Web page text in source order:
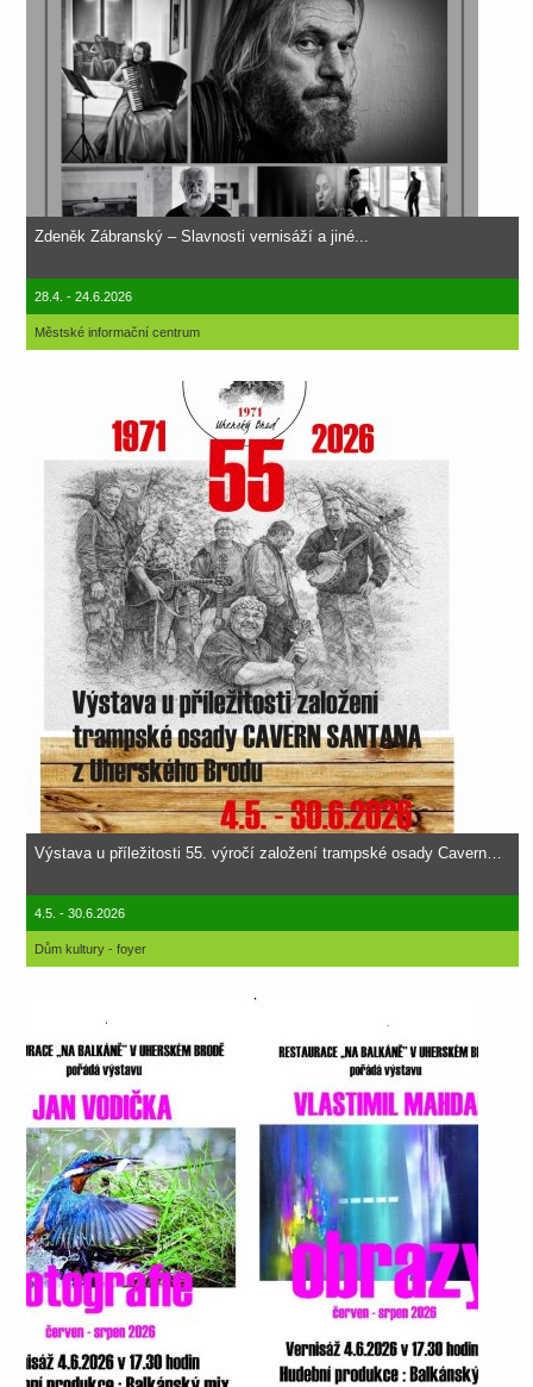
Zdeněk Zábranský – Slavnosti vernisáží a jiné...
28.4. - 24.6.2026
Městské informační centrum
Výstava u příležitosti 55. výročí založení trampské osady Cavern…
4.5. - 30.6.2026
Dům kultury - foyer